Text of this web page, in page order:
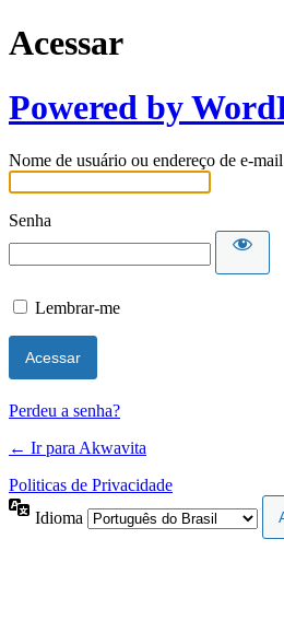
Acessar
Powered by
Nome de usuário ou endereço de e-mail
Senha
Lembrar-me
Perdeu a senha?
← Ir para Akwavita
Politicas de Privacidade
Idioma